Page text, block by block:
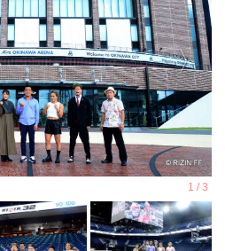
」は今後、国内のあらゆる場所
開催を予定。その地域の選手を発掘す
とや、ナンバーシリーズやRIZIN